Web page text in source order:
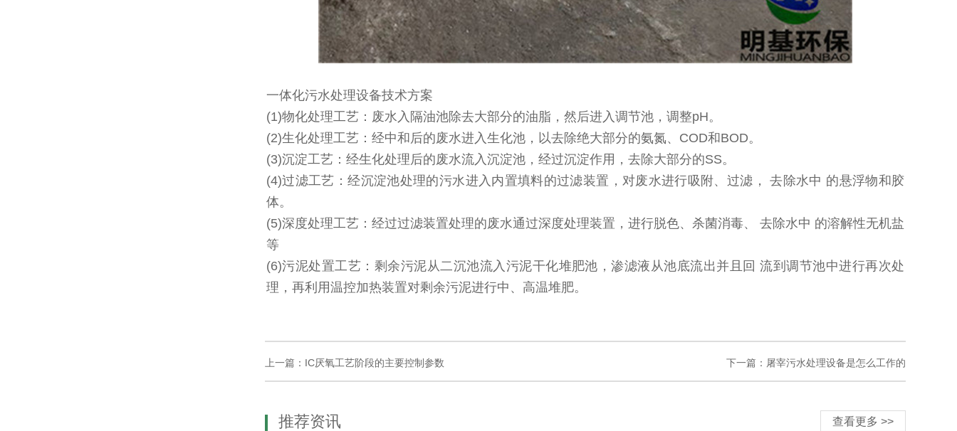
一体化污水处理设备技术方案
(1)物化处理工艺：废水入隔油池除去大部分的油脂，然后进入调节池，调整pH。
(2)生化处理工艺：经中和后的废水进入生化池，以去除绝大部分的氨氮、COD和BOD。
(3)沉淀工艺：经生化处理后的废水流入沉淀池，经过沉淀作用，去除大部分的SS。
(4)过滤工艺：经沉淀池处理的污水进入内置填料的过滤装置，对废水进行吸附、过滤， 去除水中 的悬浮物和胶
体。
(5)深度处理工艺：经过过滤装置处理的废水通过深度处理装置，进行脱色、杀菌消毒、 去除水中 的溶解性无机盐
等
(6)污泥处置工艺：剩余污泥从二沉池流入污泥干化堆肥池，渗滤液从池底流出并且回 流到调节池中进行再次处
理，再利用温控加热装置对剩余污泥进行中、高温堆肥。
上一篇：IC厌氧工艺阶段的主要控制参数 下一篇：屠宰污水处理设备是怎么工作的
查看更多 >>
推荐资讯